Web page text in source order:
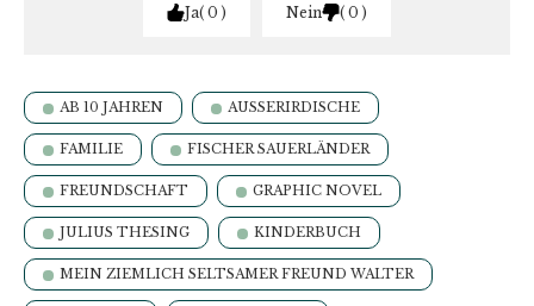
Ja 0 Nein 0
AB 10 JAHREN AUSSERIRDISCHE
FAMILIE FISCHER SAUERLÄNDER
FREUNDSCHAFT GRAPHIC NOVEL
JULIUS THESING KINDERBUCH
MEIN ZIEMLICH SELTSAMER FREUND WALTER